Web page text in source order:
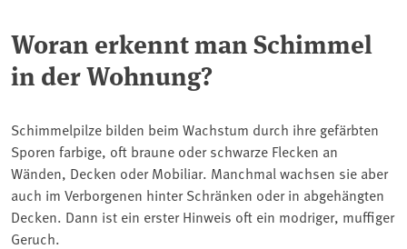
Woran erkennt man Schimmel
in der Wohnung?
Schimmelpilze bilden beim Wachstum durch ihre gefärbten
Sporen farbige, oft braune oder schwarze Flecken an
Wänden, Decken oder Mobiliar. Manchmal wachsen sie aber
auch im Verborgenen hinter Schränken oder in abgehängten
Decken. Dann ist ein erster Hinweis oft ein modriger, muffiger
Geruch.